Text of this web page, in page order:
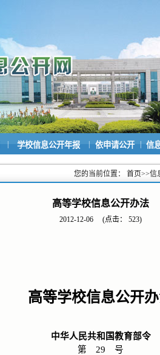
学校信息公开年报 依申请公开 信
您的当前位置： 首页>>信
高等学校信息公开办法
2012-12-06 (点击： 523)
高等学校信息公开
中华人民共和国教育部令
第 29 号